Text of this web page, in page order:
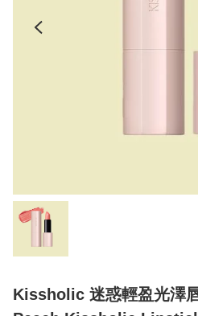
Kissholic 迷惑輕盈光澤